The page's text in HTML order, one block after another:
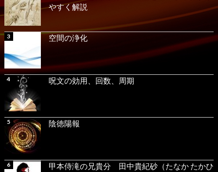
やすく解説
空間の浄化
呪文の効用、回数、周期
陰徳陽報
甲本侍滝の兄貴分 田中貴紀砂（たなか たかひ